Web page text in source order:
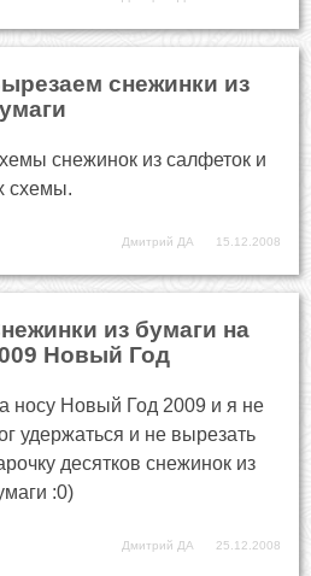
снежинки из
снежинок из салфеток и
схемы.
Дмитрий ДА 15.12.2008
из бумаги на
Новый Год
носу Новый Год 2009 и я не
удержаться и не вырезать
десятков снежинок из
:0)
Дмитрий ДА 25.12.2008